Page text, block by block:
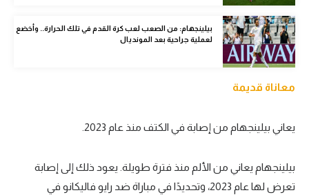
آسيا
أمريكا
أقسام خاصة
ميركاتو
بيلينجهام: من الصعب لعب كرة القدم في تلك الحرارة.. وأخضع
لعملية جراحية بعد المونديال
معاناة قديمة
يعاني بيلينجهام من إصابة في الكتف منذ عام 2023.
بيلينجهام يعاني من الألم منذ فترة طويلة. يعود ذلك إلى إصابة
تعرض لها عام 2023، وتحديدًا في مباراة ضد رايو فاليكانو في